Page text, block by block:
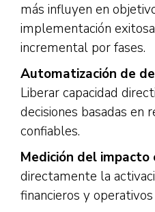
más influyen en
implementación
incremental por fases.
Automatización de
Liberar capacidad
decisiones basadas en
confiables.
Medición del impacto
directamente la
financieros y